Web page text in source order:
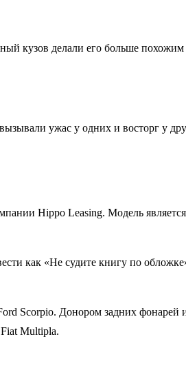
кузов делали его больше
ужас у одних и восторг у
Hippo Leasing. Модель
как «Не судите книгу по
Scorpio. Донором задних фонарей
Multipla.